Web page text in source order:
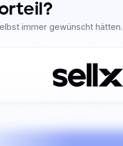
immer gewünscht hätten.